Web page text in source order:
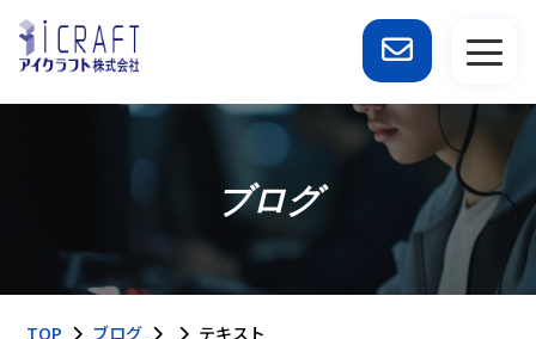
ブログ
TOP ブログ テキスト